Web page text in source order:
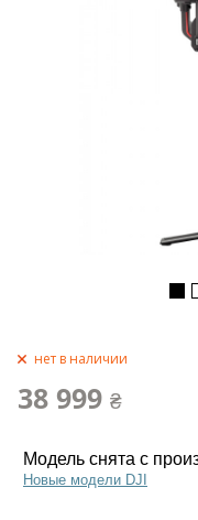
нет в наличии
38 999 ₴
Модель снята с
Новые модели DJI